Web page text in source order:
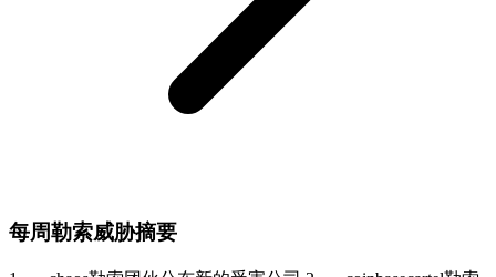
每周勒索威胁摘要